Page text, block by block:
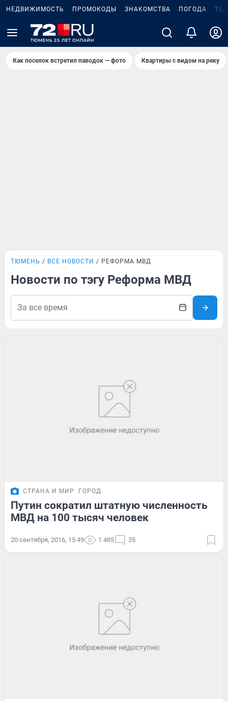
НЕДВИЖИМОСТЬ ПРОМОКОДЫ ЗНАКОМСТВА ПОГОДА
Как поселок встретил паводок — фото Квартиры с видом на реку
ТЮМЕНЬ ВСЕ НОВОСТИ РЕФОРМА МВД
Новости по тэгу Реформа МВД
СТРАНА И МИР ГОРОД
Путин сократил штатную численность
МВД на 100 тысяч человек
20 сентября, 2016, 15:49 1 485 35